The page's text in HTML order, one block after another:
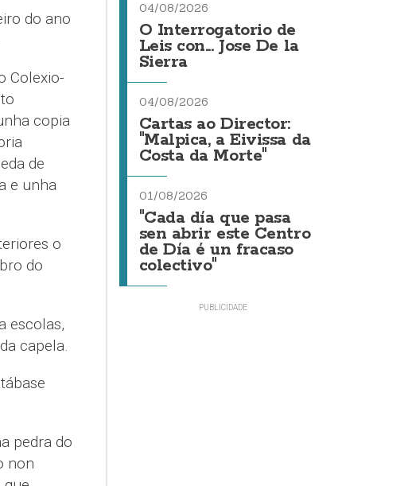
do ano
Colexio-
copia
de
e unha
o
do
escolas,
capela.
pedra do
non
04/08/2026
O Interrogatorio de
Leis con... Jose De la
Sierra
04/08/2026
Cartas ao Director:
"Malpica, a Eivissa da
Costa da Morte"
01/08/2026
"Cada día que pasa
sen abrir este Centro
de Día é un fracaso
colectivo"